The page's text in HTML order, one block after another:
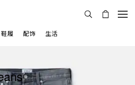
鞋履 配饰 生活